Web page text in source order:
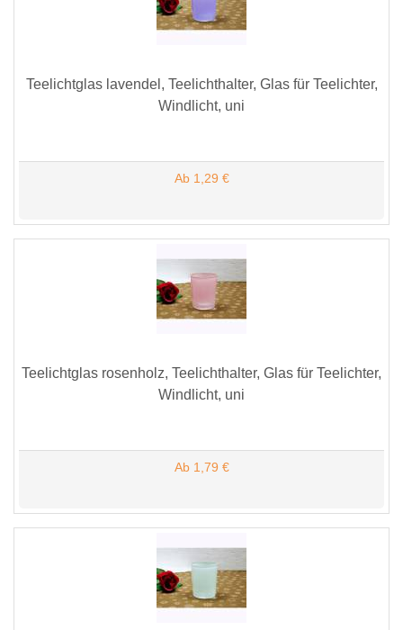
Teelichtglas lavendel, Teelichthalter, Glas für Teelichter,
Windlicht, uni
Ab 1,29 €
Teelichtglas rosenholz, Teelichthalter, Glas für Teelichter,
Windlicht, uni
Ab 1,79 €